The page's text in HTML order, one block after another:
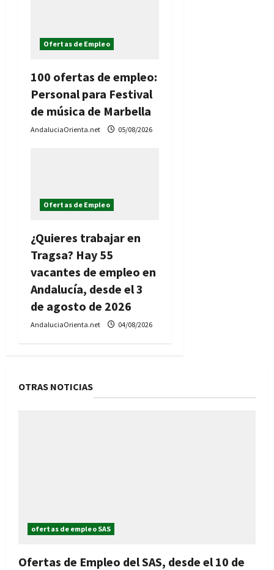
Ofertas de Empleo
100 ofertas de empleo:
Personal para Festival
de música de Marbella
AndaluciaOrienta.net 05/08/2026
Ofertas de Empleo
¿Quieres trabajar en
Tragsa? Hay 55
vacantes de empleo en
Andalucía, desde el 3
de agosto de 2026
AndaluciaOrienta.net 04/08/2026
OTRAS NOTICIAS
ofertas de empleo SAS
Ofertas de Empleo del SAS, desde el 10 de